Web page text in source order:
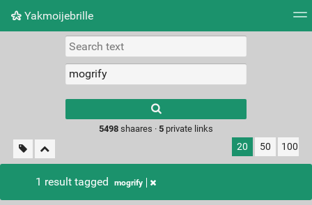
Yakmoijebrille
Picture wall
results.
5498shaares · 5private links
20 50 100
1 result tagged mogrify